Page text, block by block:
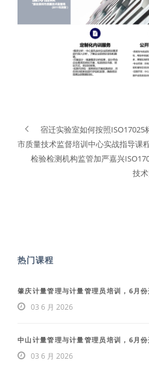
宿迁实验室如何按照ISO17025
市质量技术监督培训中心实战指导课
检验检测机构监管加严嘉兴
技
热门课程
肇庆计量管理与计量管理员培训，6月
03 6 月 2026
中山计量管理与计量管理员培训，6月
03 6 月 2026